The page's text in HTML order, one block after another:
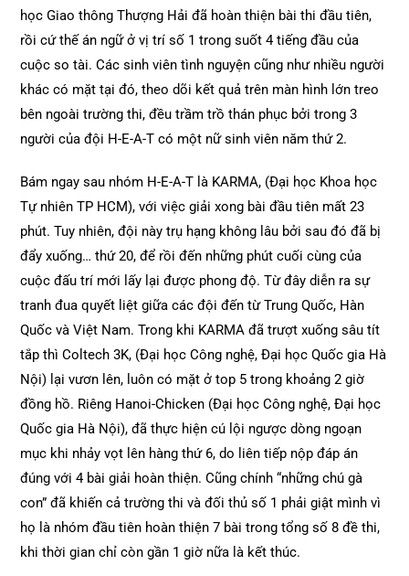
học Giao thông Thượng Hải đã hoàn thiện bài thi đầu tiên,
rồi cứ thế án ngữ ở vị trí số 1 trong suốt 4 tiếng đầu của
cuộc so tài. Các sinh viên tình nguyện cũng như nhiều người
khác có mặt tại đó, theo dõi kết quả trên màn hình lớn treo
bên ngoài trường thi, đều trầm trồ thán phục bởi trong 3
người của đội H-E-A-T có một nữ sinh viên năm thứ 2.
Bám ngay sau nhóm H-E-A-T là KARMA, (Đại học Khoa học
Tự nhiên TP HCM), với việc giải xong bài đầu tiên mất 23
phút. Tuy nhiên, đội này trụ hạng không lâu bởi sau đó đã bị
đẩy xuống… thứ 20, để rồi đến những phút cuối cùng của
cuộc đấu trí mới lấy lại được phong độ. Từ đây diễn ra sự
tranh đua quyết liệt giữa các đội đến từ Trung Quốc, Hàn
Quốc và Việt Nam. Trong khi KARMA đã trượt xuống sâu tít
tắp thì Coltech 3K, (Đại học Công nghệ, Đại học Quốc gia Hà
Nội) lại vươn lên, luôn có mặt ở top 5 trong khoảng 2 giờ
đồng hồ. Riêng Hanoi-Chicken (Đại học Công nghệ, Đại học
Quốc gia Hà Nội), đã thực hiện cú lội ngược dòng ngoạn
mục khi nhảy vọt lên hàng thứ 6, do liên tiếp nộp đáp án
đúng với 4 bài giải hoàn thiện. Cũng chính “những chú gà
con” đã khiến cả trường thi và đối thủ số 1 phải giật mình vì
họ là nhóm đầu tiên hoàn thiện 7 bài trong tổng số 8 đề thi,
khi thời gian chỉ còn gần 1 giờ nữa là kết thúc.